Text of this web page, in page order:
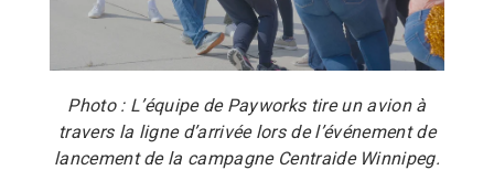
Photo : L’équipe de Payworks tire un avion à
travers la ligne d’arrivée lors de l’événement de
lancement de la campagne Centraide Winnipeg.